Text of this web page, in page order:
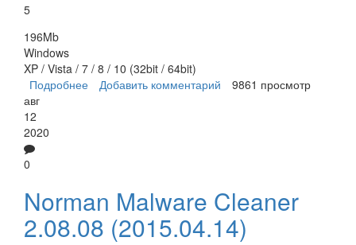
5
196Mb
Windows
XP / Vista / 7 / 8 / 10 (32bit / 64bit)
Подробнее о SecureAPlus Freemium
Добавить комментарий
9861 просмотр
авг
12
2020
0
Norman Malware Cleaner
2.08.08 (2015.04.14)